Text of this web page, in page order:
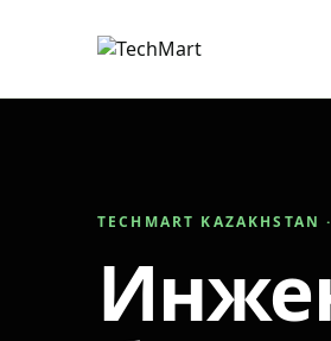
TECHMART KAZAKHSTAN